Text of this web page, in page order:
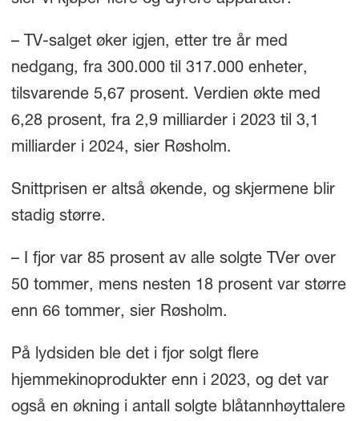
– TV-salget øker igjen, etter tre år med
nedgang, fra 300.000 til 317.000 enheter,
tilsvarende 5,67 prosent. Verdien økte med
6,28 prosent, fra 2,9 milliarder i 2023 til 3,1
milliarder i 2024, sier Røsholm.
Snittprisen er altså økende, og skjermene blir
stadig større.
– I fjor var 85 prosent av alle solgte TVer over
50 tommer, mens nesten 18 prosent var større
enn 66 tommer, sier Røsholm.
På lydsiden ble det i fjor solgt flere
hjemmekinoprodukter enn i 2023, og det var
også en økning i antall solgte blåtannhøyttalere